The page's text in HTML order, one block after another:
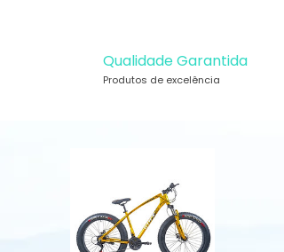
Qualidade Garantida
Produtos de excelência